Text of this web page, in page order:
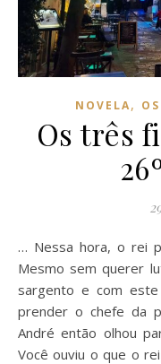
NOVELA,
Os três
… Nessa hora, o rei
Mesmo sem querer
sargento e com
prender o chefe da
André então olhou
Você ouviu o que o